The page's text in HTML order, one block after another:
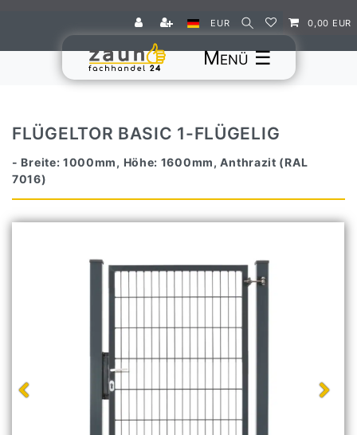
EUR 0,00 EUR
☰
FLÜGELTOR BASIC 1-FLÜGELIG
- Breite: 1000mm, Höhe: 1600mm, Anthrazit (RAL
7016)